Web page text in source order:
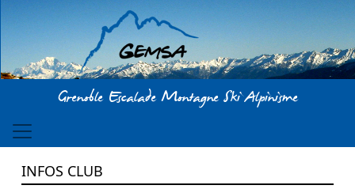
Aller au contenu principal
Grenoble Escalade Montagne Ski Alpinisme
INFOS CLUB